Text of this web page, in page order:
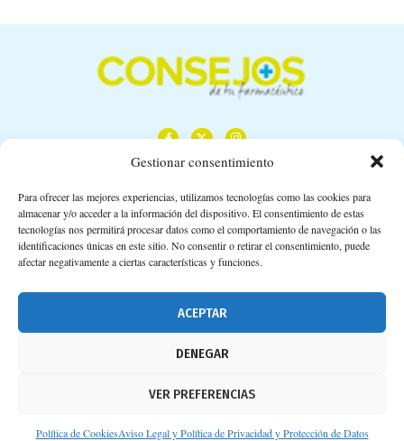
Gestionar consentimiento
Para ofrecer las mejores experiencias, utilizamos tecnologías como las cookies para
almacenar y/o acceder a la información del dispositivo. El consentimiento de estas
tecnologías nos permitirá procesar datos como el comportamiento de navegación o las
identificaciones únicas en este sitio. No consentir o retirar el consentimiento, puede
afectar negativamente a ciertas características y funciones.
ACEPTAR
DENEGAR
VER PREFERENCIAS
Política de CookiesAviso Legal y Política de Privacidad y Protección de Datos
Calle Camino de los Descubrimientos, 11,
Planta 3ª 41092 – Sevilla
674 02 62 03
Aviso legal
Protección de datos personales
Suscripción a Newsletter